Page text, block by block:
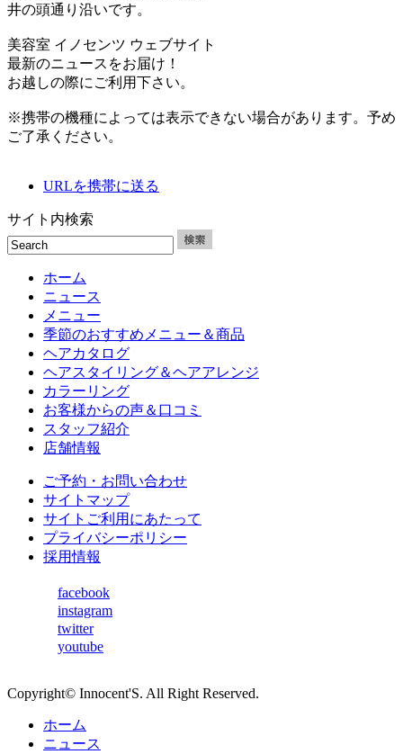
井の頭通り沿いです。
美容室 イノセンツ ウェブサイト
最新のニュースをお届け！
お越しの際にご利用下さい。
※携帯の機種によっては表示できない場合があります。予め
ご了承ください。
URLを携帯に送る
サイト内検索
ホーム
ニュース
メニュー
季節のおすすめメニュー＆商品
ヘアカタログ
ヘアスタイリング＆ヘアアレンジ
カラーリング
お客様からの声＆口コミ
スタッフ紹介
店舗情報
ご予約・お問い合わせ
サイトマップ
サイトご利用にあたって
プライバシーポリシー
採用情報
facebook
instagram
twitter
youtube
Copyright© Innocent'S. All Right Reserved.
ホーム
ニュース